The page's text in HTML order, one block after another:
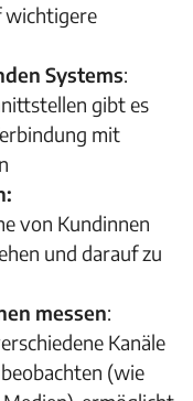
wichtigere
Systems:
gibt es
mit
von Kundinnen
und darauf zu
messen:
Kanäle
(wie